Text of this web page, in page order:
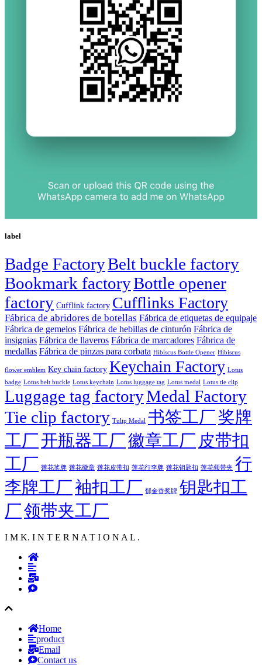
label
Badge FactoryBelt buckle factory
Bookmark factoryBottle opener
factory Cufflink factory Cufflinks Factory
Fábrica de abridores de botellas Fábrica de etiquetas de equipaje
Fábrica de gemelos Fábrica de hebillas de cinturón Fábrica de
insignias Fábrica de llaveros Fábrica de marcadores Fábrica de
medallas Fábrica de pinzas para corbata Hibiscus Bottle Opener Hibiscus
flower emblem Key chain factory Keychain Factory Lotus
badge Lotus belt buckle Lotus keychain Lotus luggage tag Lotus medal Lotus tie clip
Luggage tag factoryMedal Factory
Tie clip factory Tulip Medal 书签工厂奖牌
工厂开瓶器工厂徽章工厂 皮带扣
工厂 莲花奖牌 莲花徽章 莲花皮带扣 莲花行李牌 莲花钥匙扣 莲花领带夹 行
李牌工厂袖扣工厂 郁金香奖牌 钥匙扣工
厂领带夹工厂
I M K. I N T E R N A T I O N A L .
Home
product
Email
Contact us